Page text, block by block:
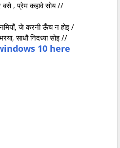
, प्रेम कहावे सोय //
जे करनी ऊँच न होइ /
साधौ निदध्या सोइ //
10 here